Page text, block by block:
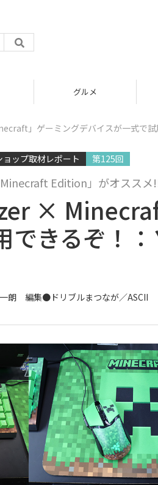
グルメ
」ゲーミングデバイスが一式で
ップ取材レポート 第125回
Edition」がオススメ
×
できるぞ！
朗 編集●ドリブルまつなが／ASCII